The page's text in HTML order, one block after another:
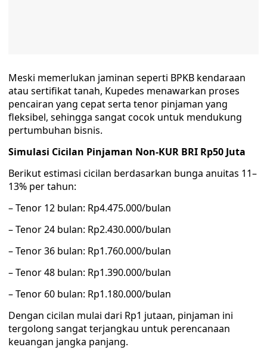
Meski memerlukan jaminan seperti BPKB kendaraan
atau sertifikat tanah, Kupedes menawarkan proses
pencairan yang cepat serta tenor pinjaman yang
fleksibel, sehingga sangat cocok untuk mendukung
pertumbuhan bisnis.
Simulasi Cicilan Pinjaman Non-KUR BRI Rp50 Juta
Berikut estimasi cicilan berdasarkan bunga anuitas 11–
13% per tahun:
– Tenor 12 bulan: Rp4.475.000/bulan
– Tenor 24 bulan: Rp2.430.000/bulan
– Tenor 36 bulan: Rp1.760.000/bulan
– Tenor 48 bulan: Rp1.390.000/bulan
– Tenor 60 bulan: Rp1.180.000/bulan
Dengan cicilan mulai dari Rp1 jutaan, pinjaman ini
tergolong sangat terjangkau untuk perencanaan
keuangan jangka panjang.